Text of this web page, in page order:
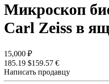
Микроскоп
Carl Zeiss в
15,000 ₽
185.19 $159.57 €
Написать продавцу